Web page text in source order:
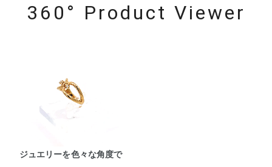
360° Product Viewer
ジュエリーを色々な角度で